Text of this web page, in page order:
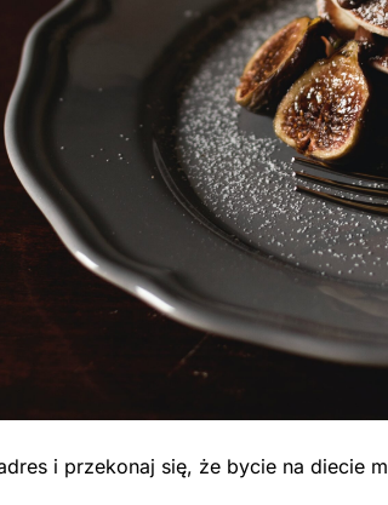
i przekonaj się, że bycie na diecie